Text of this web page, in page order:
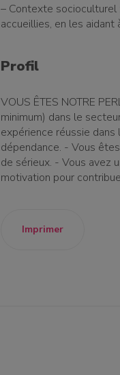
– Contexte
accueillies, en les
Profil
VOUS ÊTES NOTRE
minimum) dans le
expérience réussie
dépendance. - Vous
de sérieux. - Vous avez
motivation pour
Imprimer